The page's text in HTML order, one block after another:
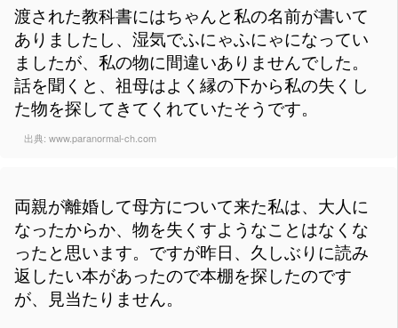
渡された教科書にはちゃんと私の名前が書いて
ありましたし、湿気でふにゃふにゃになってい
ましたが、私の物に間違いありませんでした。
話を聞くと、祖母はよく縁の下から私の失くし
た物を探してきてくれていたそうです。
出典: www.paranormal-ch.com
両親が離婚して母方について来た私は、大人に
なったからか、物を失くすようなことはなくな
ったと思います。ですが昨日、久しぶりに読み
返したい本があったので本棚を探したのです
が、見当たりません。